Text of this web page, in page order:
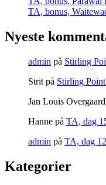
TA, bonus,
Nyeste
admin på Stirling
Strit på Stirling
Jan Louis Overgaard
Hanne på TA, dag
admin på TA, dag
Kategorier